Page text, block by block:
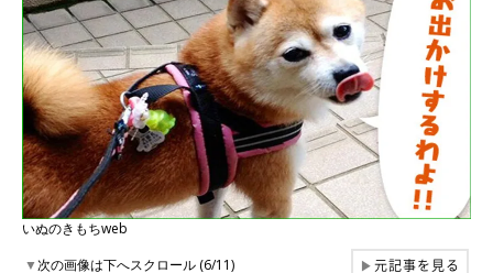
いぬのきもちweb
▼次の画像は下へスクロール (6/11) ▶元記事を見る